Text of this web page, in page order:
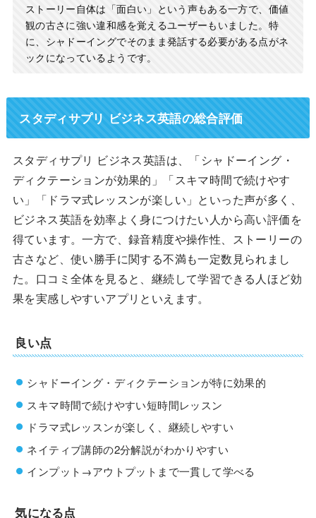
ストーリー自体は「面白い」という声もある一方で、価値
観の古さに強い違和感を覚えるユーザーもいました。特
に、シャドーイングでそのまま発話する必要がある点がネ
ックになっているようです。
スタディサプリ ビジネス英語の総合評価
スタディサプリ ビジネス英語は、「シャドーイング・
ディクテーションが効果的」「スキマ時間で続けやす
い」「ドラマ式レッスンが楽しい」といった声が多く、
ビジネス英語を効率よく身につけたい人から高い評価を
得ています。一方で、録音精度や操作性、ストーリーの
古さなど、使い勝手に関する不満も一定数見られまし
た。口コミ全体を見ると、継続して学習できる人ほど効
果を実感しやすいアプリといえます。
良い点
シャドーイング・ディクテーションが特に効果的
スキマ時間で続けやすい短時間レッスン
ドラマ式レッスンが楽しく、継続しやすい
ネイティブ講師の2分解説がわかりやすい
インプット→アウトプットまで一貫して学べる
気になる点